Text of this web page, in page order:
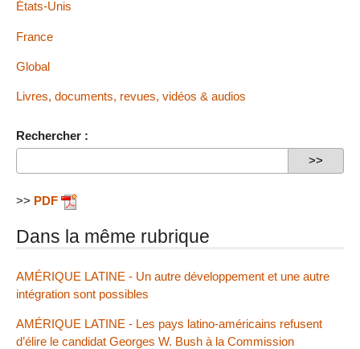
États-Unis
France
Global
Livres, documents, revues, vidéos & audios
Rechercher :
>> PDF
Dans la même rubrique
AMÉRIQUE LATINE - Un autre développement et une autre
intégration sont possibles
AMÉRIQUE LATINE - Les pays latino-américains refusent
d’élire le candidat Georges W. Bush à la Commission